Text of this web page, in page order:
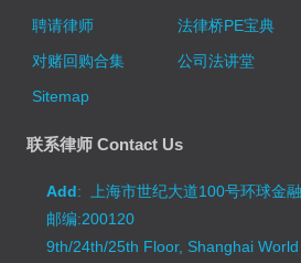
聘请律师
法律桥PE宝典
对赌回购合集
公司法讲堂
Sitemap
联系律师 Contact Us
Add: 上海市世纪大道100号环球金
邮编:200120
9th/24th/25th Floor, Shanghai